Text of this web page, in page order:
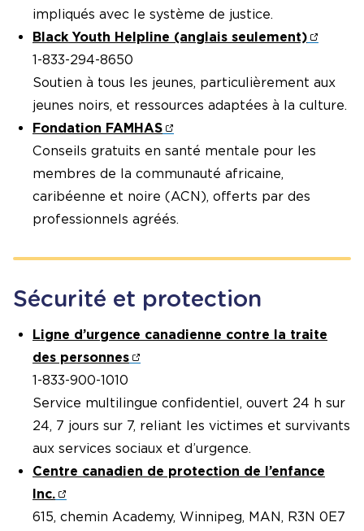
impliqués avec le système de justice.
Black Youth Helpline (anglais seulement)
1-833-294-8650
Soutien à tous les jeunes, particulièrement aux
jeunes noirs, et ressources adaptées à la culture.
Fondation FAMHAS
Conseils gratuits en santé mentale pour les
membres de la communauté africaine,
caribéenne et noire (ACN), offerts par des
professionnels agréés.
Sécurité et protection
Ligne d’urgence canadienne contre la traite
des personnes
1-833-900-1010
Service multilingue confidentiel, ouvert 24 h sur
24, 7 jours sur 7, reliant les victimes et survivants
aux services sociaux et d’urgence.
Centre canadien de protection de l’enfance
Inc.
615, chemin Academy, Winnipeg, MAN, R3N 0E7